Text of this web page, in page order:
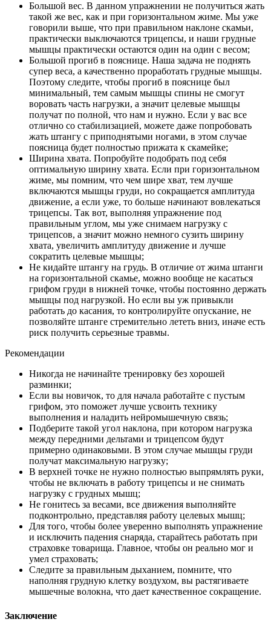
Большой вес. В данном упражнении не получиться жать
такой же вес, как и при горизонтальном жиме. Мы уже
говорили выше, что при правильном наклоне скамьи,
практически выключаются трицепсы, и наши грудные
мышцы практически остаются один на один с весом;
Большой прогиб в пояснице. Наша задача не поднять
супер веса, а качественно проработать грудные мышцы.
Поэтому следите, чтобы прогиб в пояснице был
минимальный, тем самым мышцы спины не смогут
воровать часть нагрузки, а значит целевые мышцы
получат по полной, что нам и нужно. Если у вас все
отлично со стабилизацией, можете даже попробовать
жать штангу с приподнятыми ногами, в этом случае
поясница будет полностью прижата к скамейке;
Ширина хвата. Попробуйте подобрать под себя
оптимальную ширину хвата. Если при горизонтальном
жиме, мы помним, что чем шире хват, тем лучше
включаются мышцы груди, но сокращается амплитуда
движение, а если уже, то больше начинают вовлекаться
трицепсы. Так вот, выполняя упражнение под
правильным углом, мы уже снимаем нагрузку с
трицепсов, а значит можно немного сузить ширину
хвата, увеличить амплитуду движение и лучше
сократить целевые мышцы;
Не кидайте штангу на грудь. В отличие от жима штанги
на горизонтальной скамье, можно вообще не касаться
грифом груди в нижней точке, чтобы постоянно держать
мышцы под нагрузкой. Но если вы уж привыкли
работать до касания, то контролируйте опускание, не
позволяйте штанге стремительно лететь вниз, иначе есть
риск получить серьезные травмы.
Рекомендации
Никогда не начинайте тренировку без хорошей
разминки;
Если вы новичок, то для начала работайте с пустым
грифом, это поможет лучше усвоить технику
выполнения и наладить нейромышечную связь;
Подберите такой угол наклона, при котором нагрузка
между передними дельтами и трицепсом будут
примерно одинаковыми. В этом случае мышцы груди
получат максимальную нагрузку;
В верхней точке не нужно полностью выпрямлять руки,
чтобы не включать в работу трицепсы и не снимать
нагрузку с грудных мышц;
Не гонитесь за весами, все движения выполняйте
подконтрольно, представляя работу целевых мышц;
Для того, чтобы более уверенно выполнять упражнение
и исключить падения снаряда, старайтесь работать при
страховке товарища. Главное, чтобы он реально мог и
умел страховать;
Следите за правильным дыханием, помните, что
наполняя грудную клетку воздухом, вы растягиваете
мышечные волокна, что дает качественное сокращение.
Заключение